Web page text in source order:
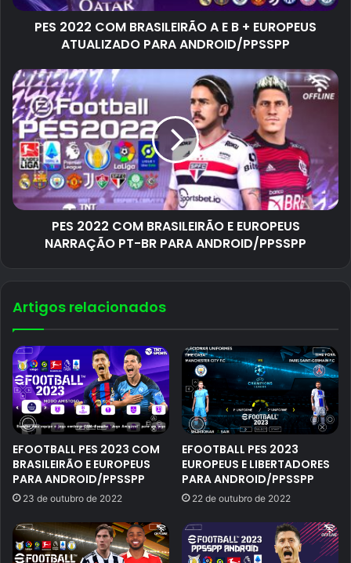
PES 2022 COM BRASILEIRÃO A E B + EUROPEUS
ATUALIZADO PARA ANDROID/PPSSPP
PES 2022 COM BRASILEIRÃO E EUROPEUS
NARRAÇÃO PT-BR PARA ANDROID/PPSSPP
Artigos relacionados
EFOOTBALL PES 2023 COM
BRASILEIRÃO E EUROPEUS
PARA ANDROID/PPSSPP
23 de outubro de 2022
EFOOTBALL PES 2023
EUROPEUS E LIBERTADORES
PARA ANDROID/PPSSPP
22 de outubro de 2022